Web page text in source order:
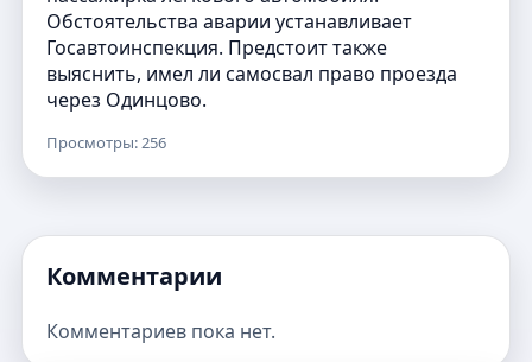
Обстоятельства аварии устанавливает
Госавтоинспекция. Предстоит также
выяснить, имел ли самосвал право проезда
через Одинцово.
Просмотры: 256
Комментарии
Комментариев пока нет.